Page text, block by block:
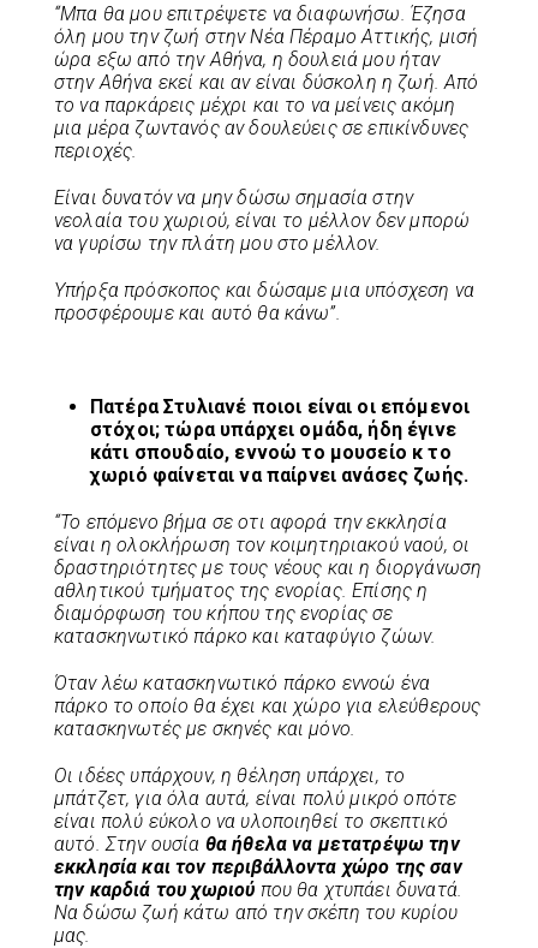
“Μπα θα μου επιτρέψετε να διαφωνήσω. Έζησα
όλη μου την ζωή στην Νέα Πέραμο Αττικής, μισή
ώρα εξω από την Αθήνα, η δουλειά μου ήταν
στην Αθήνα εκεί και αν είναι δύσκολη η ζωή. Από
το να παρκάρεις μέχρι και το να μείνεις ακόμη
μια μέρα ζωντανός αν δουλεύεις σε επικίνδυνες
περιοχές.
Είναι δυνατόν να μην δώσω σημασία στην
νεολαία του χωριού, είναι το μέλλον δεν μπορώ
να γυρίσω την πλάτη μου στο μέλλον.
Υπήρξα πρόσκοπος και δώσαμε μια υπόσχεση να
προσφέρουμε και αυτό θα κάνω”.
Πατέρα Στυλιανέ ποιοι είναι οι επόμενοι
στόχοι; τώρα υπάρχει ομάδα, ήδη έγινε
κάτι σπουδαίο, εννοώ το μουσείο κ το
χωριό φαίνεται να παίρνει ανάσες ζωής.
“Το επόμενο βήμα σε οτι αφορά την εκκλησία
είναι η ολοκλήρωση τον κοιμητηριακού ναού, οι
δραστηριότητες με τους νέους και η διοργάνωση
αθλητικού τμήματος της ενορίας. Επίσης η
διαμόρφωση του κήπου της ενορίας σε
κατασκηνωτικό πάρκο και καταφύγιο ζώων.
Όταν λέω κατασκηνωτικό πάρκο εννοώ ένα
πάρκο το οποίο θα έχει και χώρο για ελεύθερους
κατασκηνωτές με σκηνές και μόνο.
Οι ιδέες υπάρχουν, η θέληση υπάρχει, το
μπάτζετ, για όλα αυτά, είναι πολύ μικρό οπότε
είναι πολύ εύκολο να υλοποιηθεί το σκεπτικό
αυτό. Στην ουσία θα ήθελα να μετατρέψω την
εκκλησία και τον περιβάλλοντα χώρο της σαν
την καρδιά του χωριού που θα χτυπάει δυνατά.
Να δώσω ζωή κάτω από την σκέπη του κυρίου
μας.